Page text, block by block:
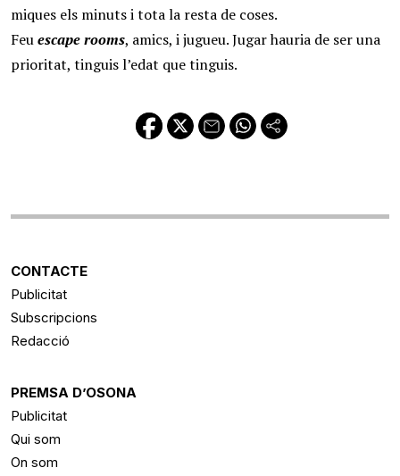
miques els minuts i tota la resta de coses.
Feuescape rooms, amics, i jugueu. Jugar hauria de ser una
prioritat, tinguis l’edat que tinguis.
CONTACTE
Publicitat
Subscripcions
Redacció
PREMSA D’OSONA
Publicitat
Qui som
On som